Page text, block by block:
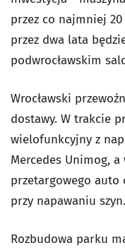
przez co najmniej
przez dwa lata
podwrocławskim
Wrocławski
dostawy. W trakcie
wielofunkcyjny z
Mercedes Unimog,
przetargowego auto
przy napawaniu szyn.
Rozbudowa parku